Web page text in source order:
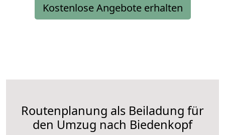
Kostenlose Angebote erhalten
Routenplanung als Beiladung für
den Umzug nach Biedenkopf